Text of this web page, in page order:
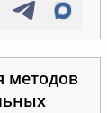
методов